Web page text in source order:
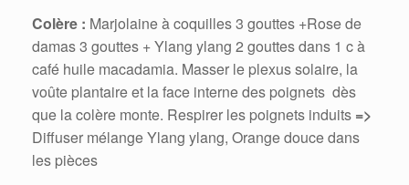
Colère : Marjolaine à coquilles 3 gouttes +Rose de
damas 3 gouttes + Ylang ylang 2 gouttes dans 1 c à
café huile macadamia. Masser le plexus solaire, la
voûte plantaire et la face interne des poignets dès
que la colère monte. Respirer les poignets induits =>
Diffuser mélange Ylang ylang, Orange douce dans
les pièces